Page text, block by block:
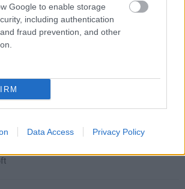
Google to enable storage
including authentication
fraud prevention, and other
Data Access Privacy Policy
Diák: Homok, zene és a nyár legjobb